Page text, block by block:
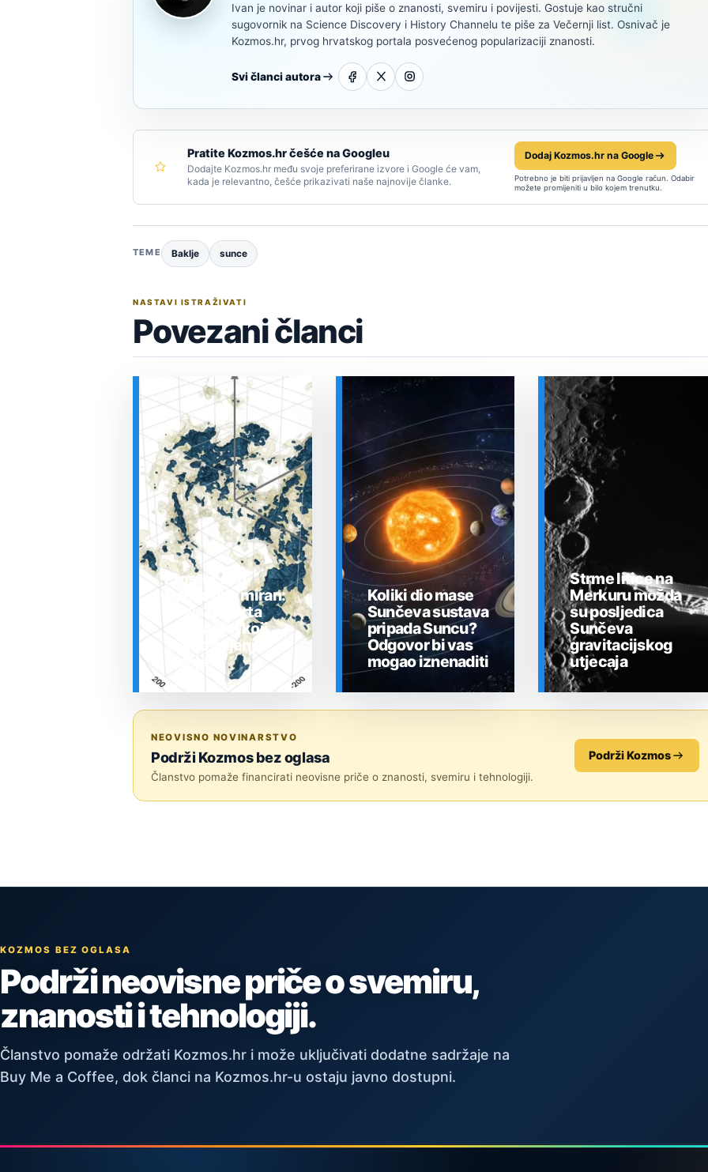
Ivan je novinar i autor koji piše o znanosti, svemiru i povijesti. Gostuje kao stručni
sugovornik na Science Discovery i History Channelu te piše za Večernji list. Osnivač je
Kozmos.hr, prvog hrvatskog portala posvećenog popularizaciji znanosti.
Svi članci autora
Pratite Kozmos.hr češće na Googleu
Dodajte Kozmos.hr među svoje preferirane izvore i Google će vam,
kada je relevantno, češće prikazivati naše najnovije članke.
Dodaj Kozmos.hr na Google
Potrebno je biti prijavljen na Google račun. Odabir
možete promijeniti u bilo kojem trenutku.
TEME Baklje sunce
NASTAVI ISTRAŽIVATI
Povezani članci
Prostor oko
Sunca nije miran:
nova 3D karta
otkrila plin koji
stalno mijenja
stanje
Koliki dio mase
Sunčeva sustava
pripada Suncu?
Odgovor bi vas
mogao iznenaditi
Strme litice na
Merkuru možda
su posljedica
Sunčeva
gravitacijskog
utjecaja
NEOVISNO NOVINARSTVO
Podrži Kozmos bez oglasa
Članstvo pomaže financirati neovisne priče o znanosti, svemiru i tehnologiji.
Podrži Kozmos
KOZMOS BEZ OGLASA
Podrži neovisne priče o svemiru,
znanosti i tehnologiji.
Članstvo pomaže održati Kozmos.hr i može uključivati dodatne sadržaje na
Buy Me a Coffee, dok članci na Kozmos.hr-u ostaju javno dostupni.